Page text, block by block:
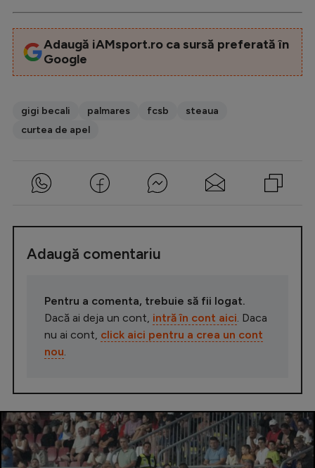
Adaugă iAMsport.ro ca sursă preferată în
Google
gigi becali palmares fcsb
steaua
curtea de apel
Adaugă comentariu
Pentru a comenta, trebuie să fii logat.
Dacă ai deja un cont, intră în cont aici . Daca
nu ai cont, click aici pentru a crea un cont
nou